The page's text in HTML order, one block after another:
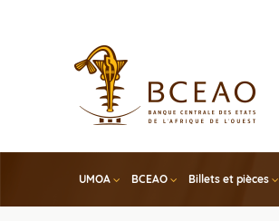
UMOA BCEAO Billets et pièces